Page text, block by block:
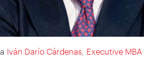
Iván Darío Cárdenas Executive MBA